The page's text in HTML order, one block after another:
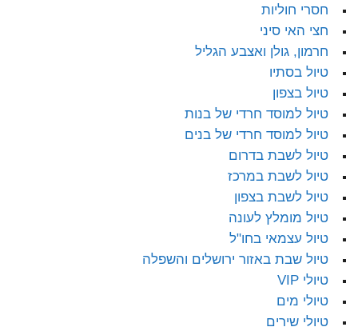
חסרי חוליות
חצי האי סיני
חרמון, גולן ואצבע הגליל
טיול בסתיו
טיול בצפון
טיול למוסד חרדי של בנות
טיול למוסד חרדי של בנים
טיול לשבת בדרום
טיול לשבת במרכז
טיול לשבת בצפון
טיול מומלץ לעונה
טיול עצמאי בחו"ל
טיול שבת באזור ירושלים והשפלה
טיולי VIP
טיולי מים
טיולי שירים